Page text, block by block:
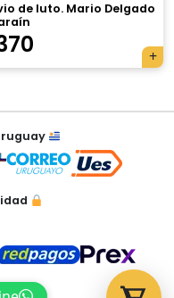
de luto. Mario Delgado
vacío.
acá